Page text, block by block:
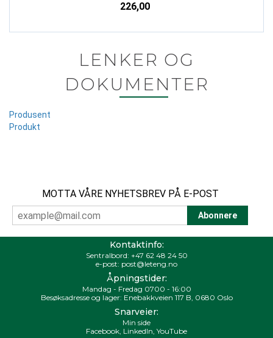
226,00
LENKER OG
DOKUMENTER
Produsent
Produkt
MOTTA VÅRE NYHETSBREV PÅ E-POST
Kontaktinfo:
Sentralbord: +47 62 48 24 50
e-post: post@leteng.no
Åpningstider:
Mandag - Fredag 0700 - 16:00
Besøksadresse og lager: Enebakkveien 117 B, 0680 Oslo
Snarveier:
Min side
Facebook, LinkedIn, YouTube